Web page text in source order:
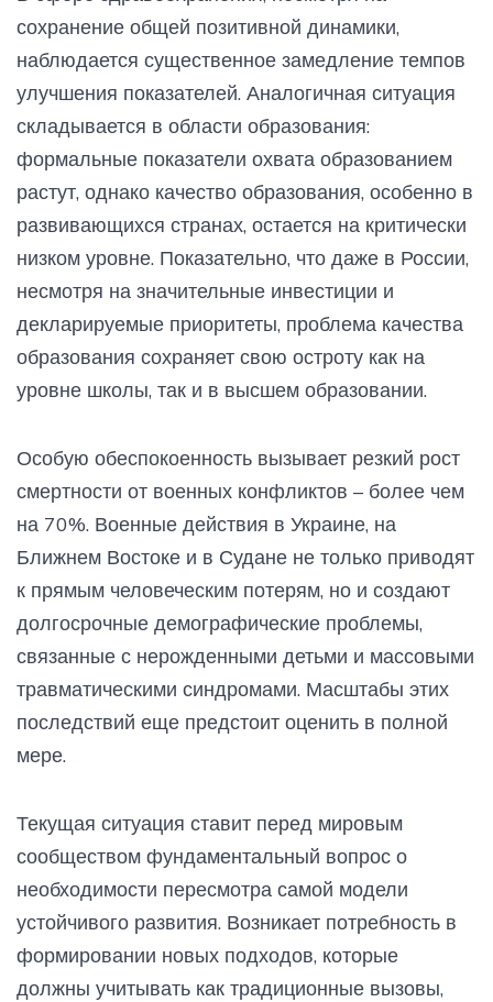
сохранение общей позитивной динамики,
наблюдается существенное замедление темпов
улучшения показателей. Аналогичная ситуация
складывается в области образования:
формальные показатели охвата образованием
растут, однако качество образования, особенно в
развивающихся странах, остается на критически
низком уровне. Показательно, что даже в России,
несмотря на значительные инвестиции и
декларируемые приоритеты, проблема качества
образования сохраняет свою остроту как на
уровне школы, так и в высшем образовании.
Особую обеспокоенность вызывает резкий рост
смертности от военных конфликтов – более чем
на 70%. Военные действия в Украине, на
Ближнем Востоке и в Судане не только приводят
к прямым человеческим потерям, но и создают
долгосрочные демографические проблемы,
связанные с нерожденными детьми и массовыми
травматическими синдромами. Масштабы этих
последствий еще предстоит оценить в полной
мере.
Текущая ситуация ставит перед мировым
сообществом фундаментальный вопрос о
необходимости пересмотра самой модели
устойчивого развития. Возникает потребность в
формировании новых подходов, которые
должны учитывать как традиционные вызовы,